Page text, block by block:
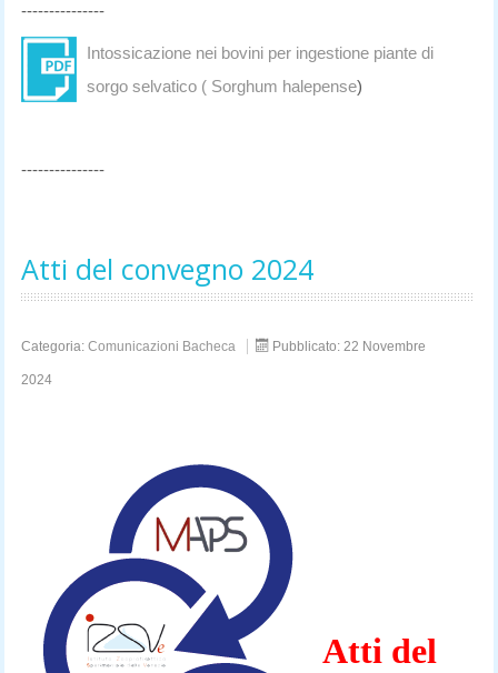
---------------
Intossicazione nei bovini per ingestione piante di
sorgo selvatico ( Sorghum halepense)
---------------
Atti del convegno 2024
Categoria: Comunicazioni Bacheca Pubblicato: 22 Novembre
2024
Atti del